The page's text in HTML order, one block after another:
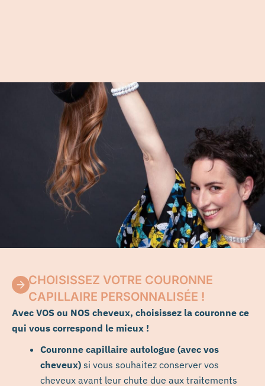
CHOISISSEZ VOTRE COURONNE
CAPILLAIRE PERSONNALISÉE !
Avec VOS ou NOS cheveux, choisissez la couronne ce
qui vous correspond le mieux !
Couronne capillaire autologue (avec vos
cheveux) si vous souhaitez conserver vos
cheveux avant leur chute due aux traitements